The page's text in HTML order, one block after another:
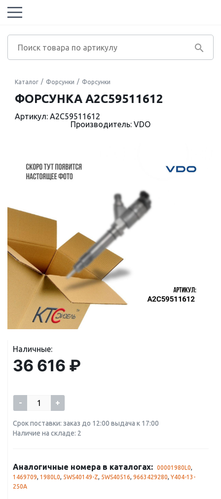
Каталог Форсунки Форсунки
ФОРСУНКА A2C59511612
Артикул: A2C59511612
Производитель: VDO
Наличные:
36 616 ₽
- +
Срок поставки: заказ до 12:00 выдача к 17:00
Наличие на складе: 2
Аналогичные номера в каталогах: 00001980L0,
1469709, 1980L0, 5WS40149-Z, 5WS40516, 9663429280, Y404-13-
250A